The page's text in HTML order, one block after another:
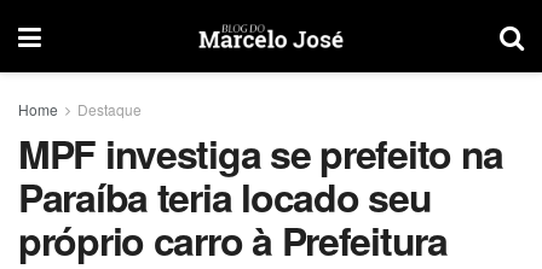
Home Destaque
MPF investiga se prefeito na
Paraíba teria locado seu
próprio carro à Prefeitura